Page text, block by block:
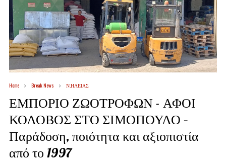
Home Break News Ν.ΗΛΕΙΑΣ
ΕΜΠΟΡΙΟ ΖΩΟΤΡΟΦΩΝ - ΑΦΟΙ
ΚΟΛΟΒΟΣ ΣΤΟ ΣΙΜΟΠΟΥΛΟ –
Παράδοση, ποιότητα και αξιοπιστία
από το 1997